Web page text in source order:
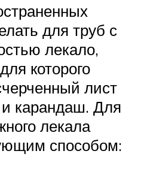
для труб с
лекало,
которого
лист
карандаш. Для
лекала
способом: